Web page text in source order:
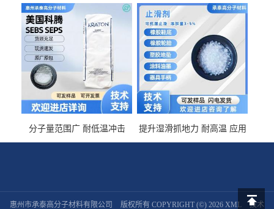
佳 透明级
耐候G1653VO
分子量范围广 耐低温冲击
SEBS G1650MU 美国科腾 增
提升湿滑抓地力 耐高温 应用
于特种轮胎 TPR鞋底 涂料油
惠州市承泰高分子材料有限公司 版权所有 COPYRIGHT (©) 2026 XML 技术